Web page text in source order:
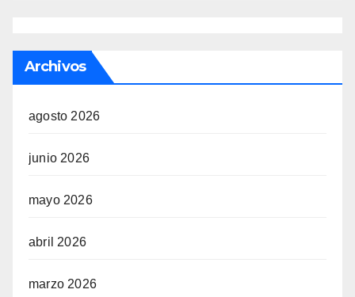
Archivos
agosto 2026
junio 2026
mayo 2026
abril 2026
marzo 2026